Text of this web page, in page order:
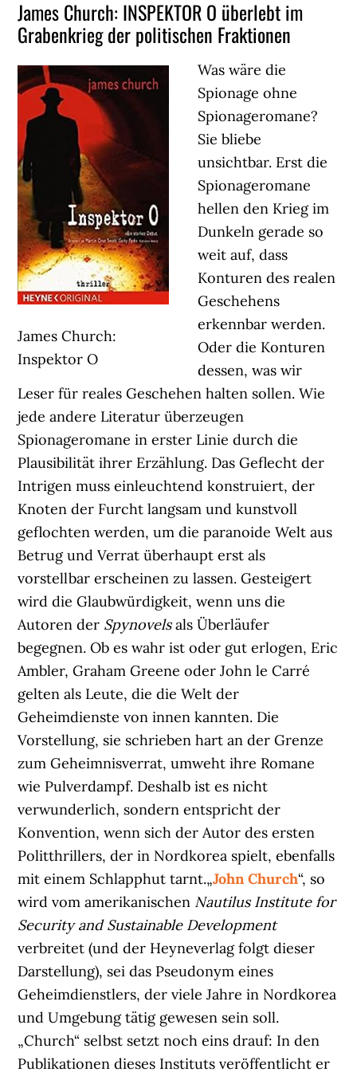
James Church: INSPEKTOR O überlebt im
Grabenkrieg der politischen Fraktionen
James Church:
Inspektor O
Was wäre die
Spionage ohne
Spionageromane?
Sie bliebe
unsichtbar. Erst die
Spionageromane
hellen den Krieg im
Dunkeln gerade so
weit auf, dass
Konturen des realen
Geschehens
erkennbar werden.
Oder die Konturen
dessen, was wir
Leser für reales Geschehen halten sollen. Wie
jede andere Literatur überzeugen
Spionageromane in erster Linie durch die
Plausibilität ihrer Erzählung. Das Geflecht der
Intrigen muss einleuchtend konstruiert, der
Knoten der Furcht langsam und kunstvoll
geflochten werden, um die paranoide Welt aus
Betrug und Verrat überhaupt erst als
vorstellbar erscheinen zu lassen. Gesteigert
wird die Glaubwürdigkeit, wenn uns die
Autoren der Spynovelsals Überläufer
begegnen. Ob es wahr ist oder gut erlogen, Eric
Ambler, Graham Greene oder John le Carré
gelten als Leute, die die Welt der
Geheimdienste von innen kannten. Die
Vorstellung, sie schrieben hart an der Grenze
zum Geheimnisverrat, umweht ihre Romane
wie Pulverdampf. Deshalb ist es nicht
verwunderlich, sondern entspricht der
Konvention, wenn sich der Autor des ersten
Politthrillers, der in Nordkorea spielt, ebenfalls
mit einem Schlapphut tarnt.„John Church“, so
wird vom amerikanischen Nautilus Institute for
Security and Sustainable Development
verbreitet (und der Heyneverlag folgt dieser
Darstellung), sei das Pseudonym eines
Geheimdienstlers, der viele Jahre in Nordkorea
und Umgebung tätig gewesen sein soll.
„Church“ selbst setzt noch eins drauf: In den
Publikationen dieses Instituts veröffentlicht er